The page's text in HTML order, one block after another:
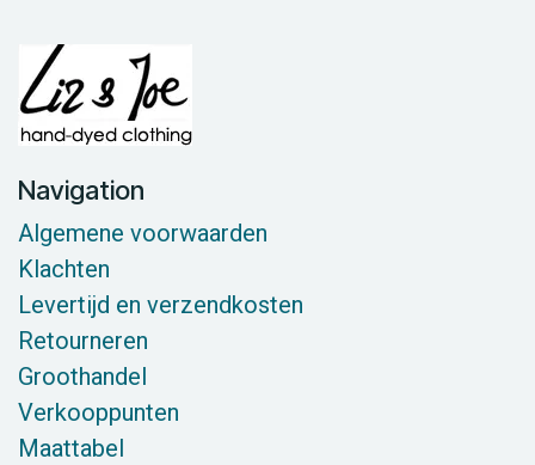
Navigation
Algemene voorwaarden
Klachten
Levertijd en verzendkosten
Retourneren
Groothandel
Verkooppunten
Maattabel